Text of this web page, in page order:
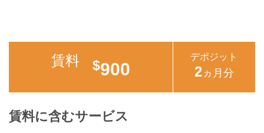
賃料 $900
デポジット
2ヵ月分
賃料に含むサービス